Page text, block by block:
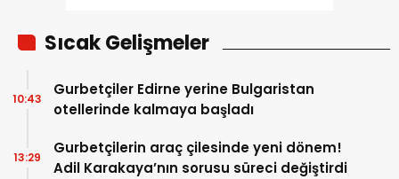
Sıcak Gelişmeler
Gurbetçiler Edirne yerine Bulgaristan
otellerinde kalmaya başladı
10:43
Gurbetçilerin araç çilesinde yeni dönem!
Adil Karakaya’nın sorusu süreci değiştirdi
13:29